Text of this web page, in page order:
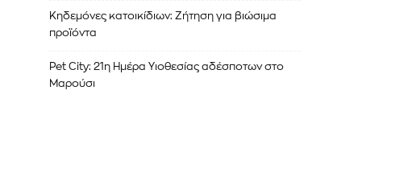
Κηδεμόνες κατοικίδιων: Ζήτηση για βιώσιμα
προϊόντα
Pet City: 21η Ημέρα Υιοθεσίας αδέσποτων στο
Μαρούσι